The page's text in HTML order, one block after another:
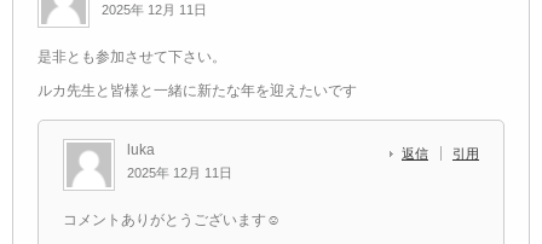
2025年 12月 11日
是非とも参加させて下さい。
ルカ先生と皆様と一緒に新たな年を迎えたいです
luka
2025年 12月 11日
返信 引用
コメントありがとうございます☺️